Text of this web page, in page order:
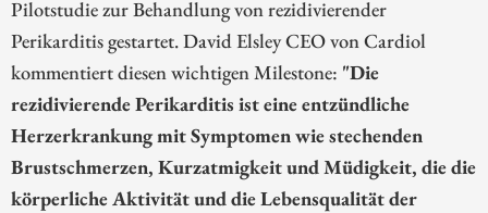
Pilotstudie zur Behandlung von rezidivierender
Perikarditis gestartet. David Elsley CEO von Cardiol
kommentiert diesen wichtigen Milestone: "Die
rezidivierende Perikarditis ist eine entzündliche
Herzerkrankung mit Symptomen wie stechenden
Brustschmerzen, Kurzatmigkeit und Müdigkeit, die die
körperliche Aktivität und die Lebensqualität der